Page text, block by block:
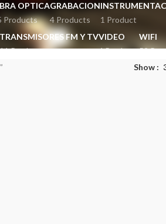
OPTICA
Products
GRABACION
4 Products
1 Product
TRANSMISORES FM Y TV
Products
VIDEO
4 Products
WIFI
52
Show